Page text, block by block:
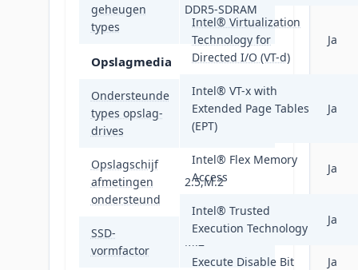
geheugen
types
DDR5-SDRAM
Opslagmedia
Ondersteunde
types opslag-
drives
HDD & SSD
Opslagschijf
afmetingen
ondersteund
2.5,M.2
SSD-
vormfactor
M.2
Intel® Virtualization
Technology for
Directed I/O (VT-d)
Ja
Intel® VT-x with
Extended Page Tables
(EPT)
Ja
Intel® Flex Memory
Access
Ja
Intel® Trusted
Execution Technology
Ja
Execute Disable Bit Ja